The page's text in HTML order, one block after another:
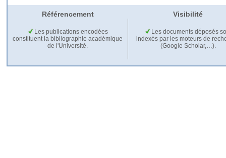
Référencement Visibilité
Les publications encodées
constituent la bibliographie académique
de l'Université.
Les documents déposés
indexés par les moteurs de
(Google Scholar,…).